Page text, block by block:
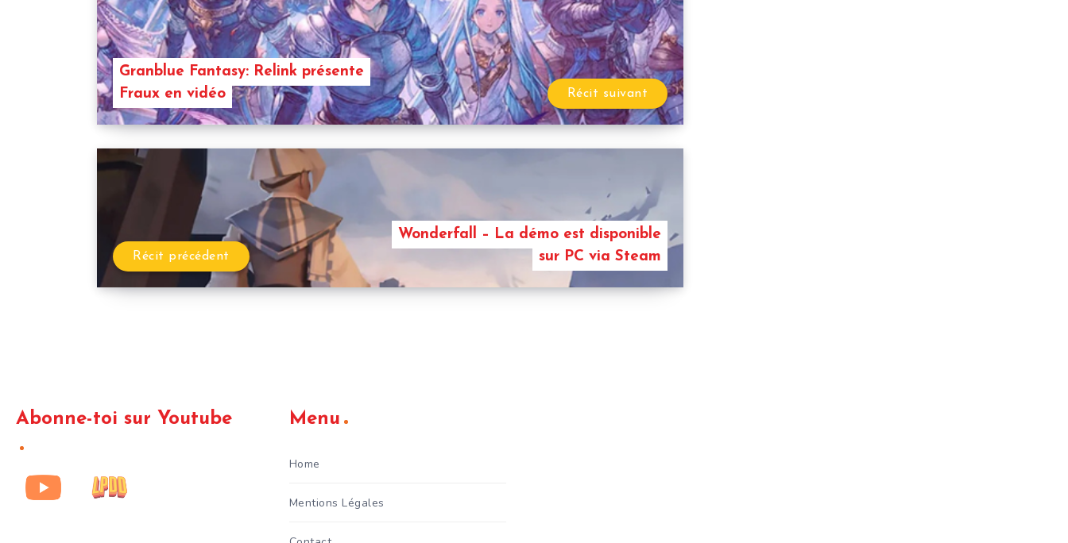
Granblue Fantasy: Relink présente
Fraux en vidéo
Récit suivant
Wonderfall – La démo est disponible
sur PC via Steam
Récit précédent
Abonne-toi sur Youtube Menu
Home
Mentions Légales